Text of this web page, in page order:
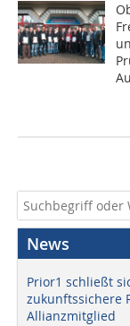
News
Prior1 schließt
zukunftssichere
Allianzmitglied